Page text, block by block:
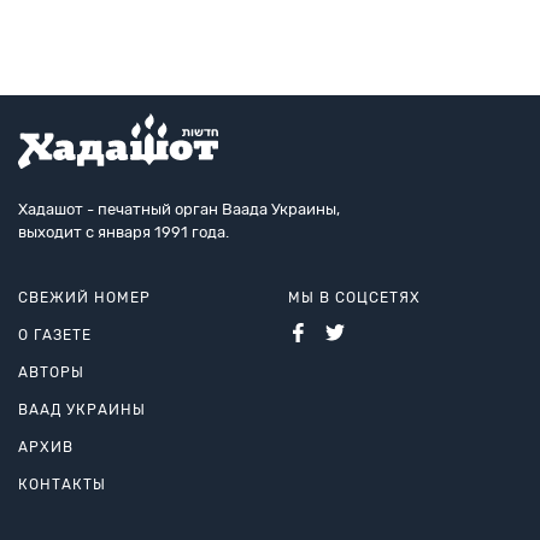
Хадашот - печатный орган Ваада Украины,
выходит с января 1991 года.
СВЕЖИЙ НОМЕР
О ГАЗЕТЕ
АВТОРЫ
ВААД УКРАИНЫ
АРХИВ
КОНТАКТЫ
МЫ В СОЦСЕТЯХ